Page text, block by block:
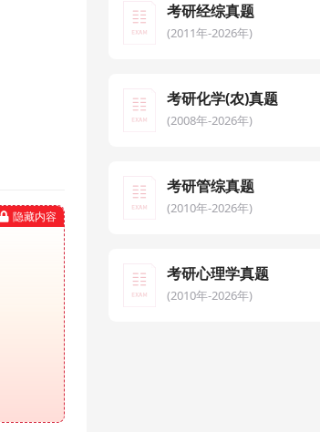
隐藏内容
考研经综真题
(2011年-2026年)
考研化学(农)真题
(2008年-2026年)
考研管综真题
(2010年-2026年)
考研心理学真题
(2010年-2026年)